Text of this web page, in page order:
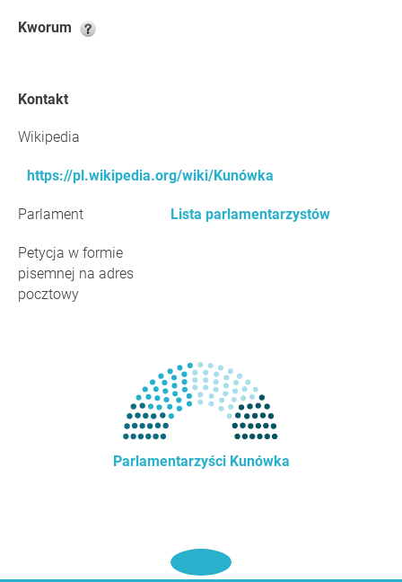
Kworum
Kontakt
Wikipedia
https://pl.wikipedia.org/wiki/Kunówka
Parlament Lista parlamentarzystów
Petycja w formie
pisemnej na adres
pocztowy
Parlamentarzyści Kunówka